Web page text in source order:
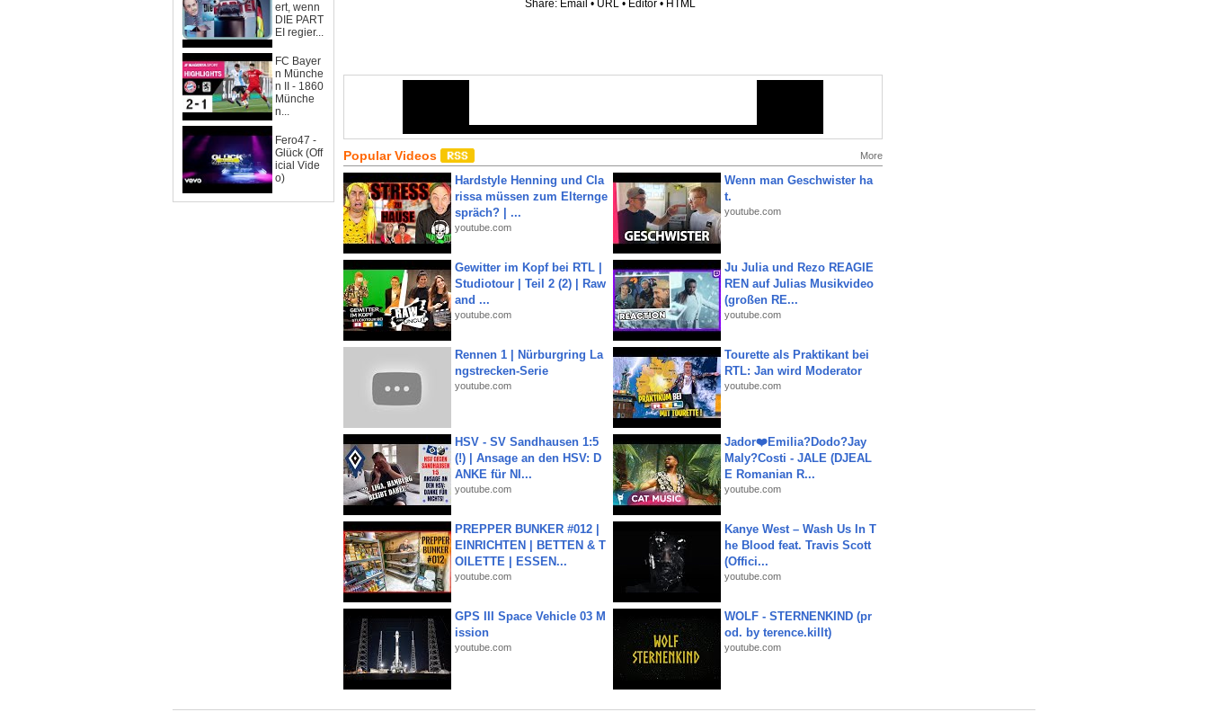
ert, wenn
DIE PART
EI regier...
FC Bayer
n Münche
n II - 1860
Münche
n...
Fero47 -
Glück (Off
icial Vide
o)
Share: Email • URL • Editor • HTML
Popular Videos More
Hardstyle Henning und Cla
rissa müssen zum Elternge
spräch? | ...
youtube.com
Wenn man Geschwister ha
t.
youtube.com
Gewitter im Kopf bei RTL |
Studiotour | Teil 2 (2) | Raw
and ...
youtube.com
Ju Julia und Rezo REAGIE
REN auf Julias Musikvideo
(großen RE...
youtube.com
Rennen 1 | Nürburgring La
ngstrecken-Serie
youtube.com
Tourette als Praktikant bei
RTL: Jan wird Moderator
youtube.com
HSV - SV Sandhausen 1:5
(!) | Ansage an den HSV: D
ANKE für NI...
youtube.com
Jador❤️Emilia?Dodo?Jay
Maly?Costi - JALE (DJEAL
E Romanian R...
youtube.com
PREPPER BUNKER #012 |
EINRICHTEN | BETTEN & T
OILETTE | ESSEN...
youtube.com
Kanye West – Wash Us In T
he Blood feat. Travis Scott
(Offici...
youtube.com
GPS III Space Vehicle 03 M
ission
youtube.com
WOLF - STERNENKIND (pr
od. by terence.killt)
youtube.com